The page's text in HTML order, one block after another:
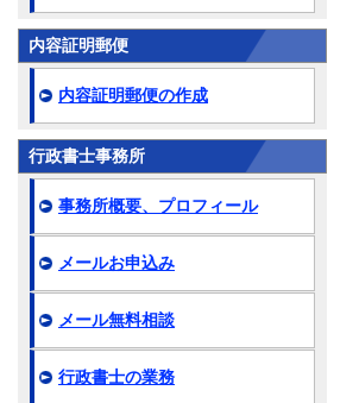
内容証明郵便
内容証明郵便の作成
行政書士事務所
事務所概要、プロフィール
メールお申込み
メール無料相談
行政書士の業務